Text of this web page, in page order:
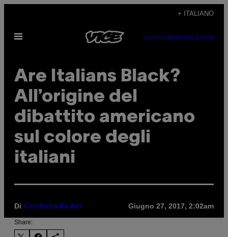
contenuto
+ ITALIANO
Apri
SUBSCRIBENEWSLETTER
Are Italians Black?
All’origine del
dibattito americano
sul colore degli
italiani
Di Cristiana Bedei Giugno 27, 2017, 2:02am
Share: